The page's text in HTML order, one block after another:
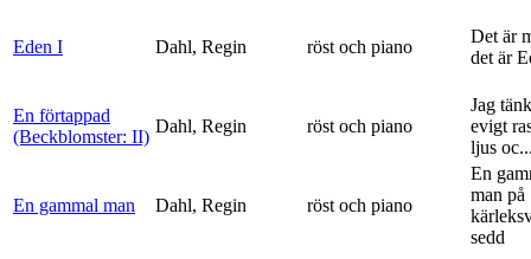
Eden I Dahl, Regin röst och piano
Det är
det är
En förtappad
(Beckblomster: II)
Dahl, Regin röst och piano
Jag
evigt
ljus
En gammal man Dahl, Regin röst och piano
En
man på
sedd